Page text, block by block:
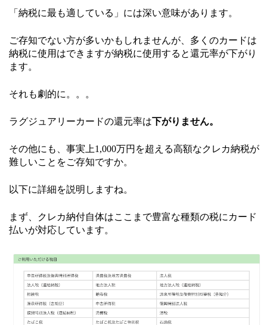
「納税に最も適している」には深い意味があります。
ご存知でない方が多いかもしれませんが、多くのカードは
納税に使用はできますが納税に使用すると還元率が下がり
ます。
それも劇的に。。。
ラグジュアリーカードの還元率は下がりません。
その他にも、事実上1,000万円を超える高額なクレカ納税が
難しいことをご存知ですか。
以下に詳細を説明しますね。
まず、クレカ納付自体はここまで豊富な種類の税にカード
払いが対応しています。